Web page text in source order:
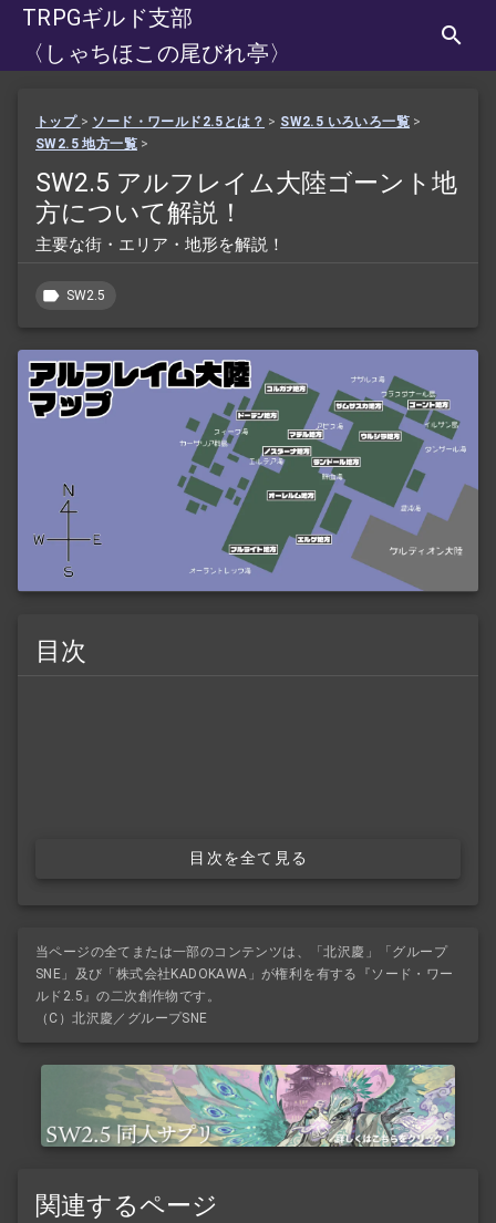
TRPGギルド支部
〈しゃちほこの尾びれ亭〉
トップ > ソード・ワールド2.5とは？ > SW2.5 いろいろ一覧 >
SW2.5 地方一覧 >
SW2.5 アルフレイム大陸ゴーント地
方について解説！
主要な街・エリア・地形を解説！
SW2.5
目次
目次を全て見る
当ページの全てまたは一部のコンテンツは、「北沢慶」「グループ
SNE」及び「株式会社KADOKAWA」が権利を有する『ソード・ワー
ルド2.5』の二次創作物です。
（C）北沢慶／グループSNE
関連するページ